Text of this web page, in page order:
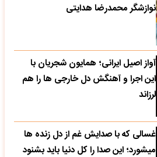
نوازشگر محمدرضا هدایتی
آواز اصیل ایرانی؛ همایون شجریان با
این اجرا و آهنگش دل خارجی ها را هم
لرزاند
غسالی که با صدایش غم از دل زنده ها
میشورد؛ این صدا را کل دنیا باید بشنود